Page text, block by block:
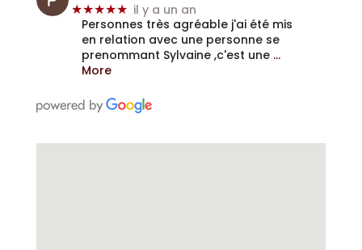
★★★★★ il y a un an
Personnes très agréable j'ai été mis
en relation avec une personne se
prenommant Sylvaine ,c'est une …
More